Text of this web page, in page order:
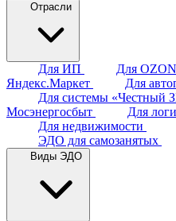
Отрасли
Для ИП Для OZON
Яндекс.Маркет
Для
Для системы «Честный
Мосэнергосбыт
Для
Для недвижимости
ЭДО для самозанятых
Виды ЭДО